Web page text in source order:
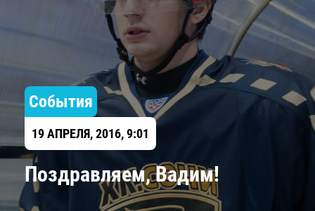
События
19 АПРЕЛЯ, 2016, 9:01
Поздравляем, Вадим!